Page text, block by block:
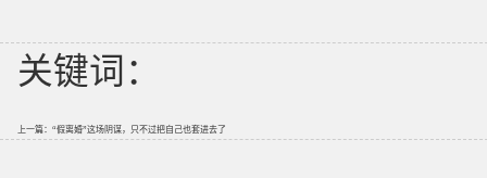
关键词：
上一篇： “假离婚”这场阴谋，只不过把自己也套进去了